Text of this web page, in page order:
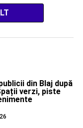
din Blaj după
verzi, piste